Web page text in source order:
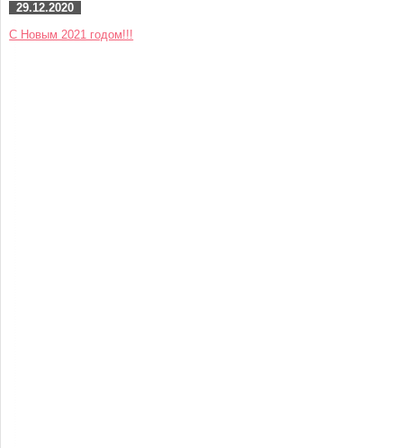
29.12.2020
С Новым 2021 годом!!!